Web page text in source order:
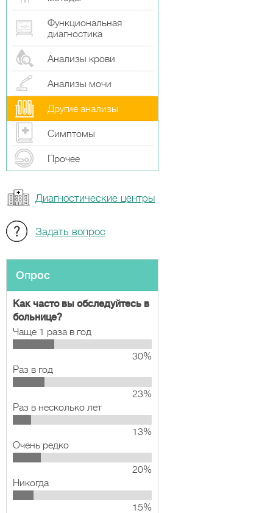
Функциональная
диагностика
Анализы крови
Анализы мочи
Другие анализы
Симптомы
Прочeе
Диагностические центры
Задать вопрос
Опрос
Как часто вы обследуйтесь в
больнице?
Чаще 1 раза в год
30%
Раз в год
23%
Раз в несколько лет
13%
Очень редко
20%
Никогда
15%